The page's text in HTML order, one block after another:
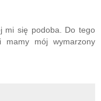
mi się podoba. Do tego
mamy mój wymarzony